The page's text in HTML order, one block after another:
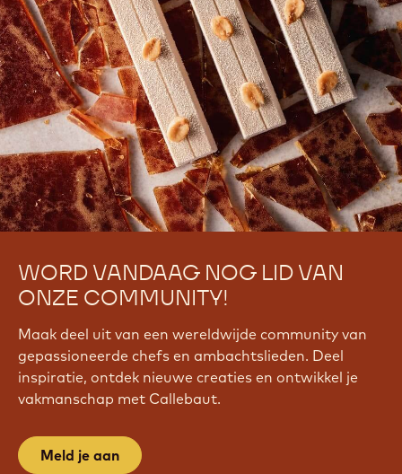
WORD VANDAAG NOG LID VAN
ONZE COMMUNITY!
Maak deel uit van een wereldwijde community van
gepassioneerde chefs en ambachtslieden. Deel
inspiratie, ontdek nieuwe creaties en ontwikkel je
vakmanschap met Callebaut.
Meld je aan